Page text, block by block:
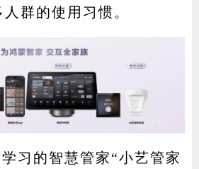
群的使用习惯。
习的智慧管家“小艺管家